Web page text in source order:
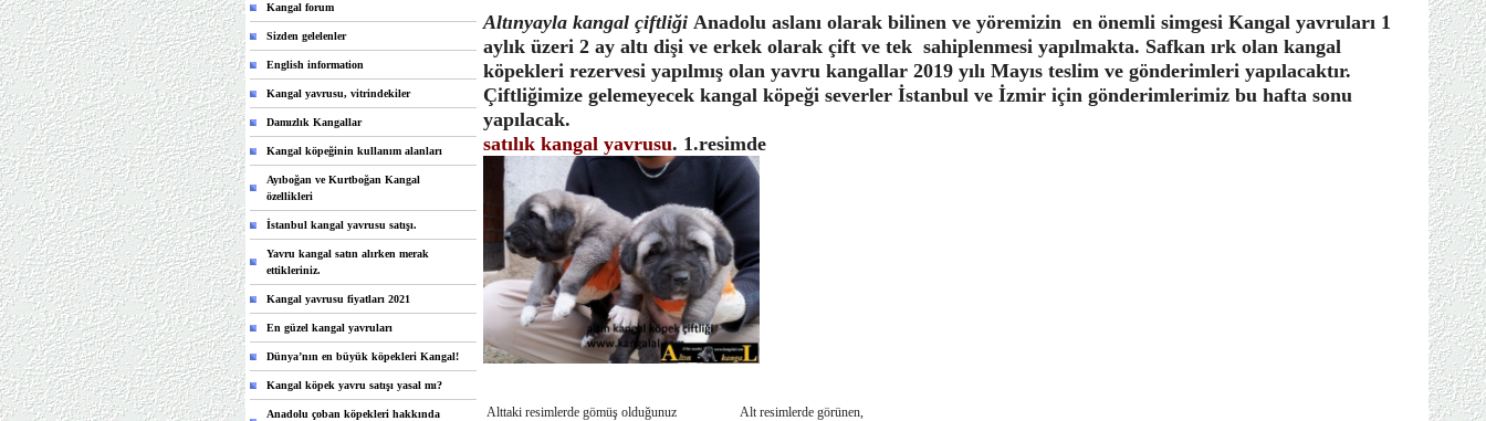
Kangal forum
Sizden gelelenler
English information
Kangal yavrusu, vitrindekiler
Damızlık Kangallar
Kangal köpeğinin kullanım alanları
Ayıboğan ve Kurtboğan Kangal
özellikleri
İstanbul kangal yavrusu satışı.
Yavru kangal satın alırken merak
ettikleriniz.
Kangal yavrusu fiyatları 2021
En güzel kangal yavruları
Dünya’nın en büyük köpekleri Kangal!
Kangal köpek yavru satışı yasal mı?
Anadolu çoban köpekleri hakkında
Altınyayla kangal çiftliği Anadolu aslanı olarak bilinen ve yöremizin en önemli simgesi Kangal yavruları 1
aylık üzeri 2 ay altı dişi ve erkek olarak çift ve tek sahiplenmesi yapılmakta. Safkan ırk olan kangal
köpekleri rezervesi yapılmış olan yavru kangallar 2019 yılı Mayıs teslim ve gönderimleri yapılacaktır.
Çiftliğimize gelemeyecek kangal köpeği severler İstanbul ve İzmir için gönderimlerimiz bu hafta sonu
yapılacak.
satılık kangal yavrusu. 1.resimde
Alttaki resimlerde gömüş olduğunuz
Alt resimlerde görünen,